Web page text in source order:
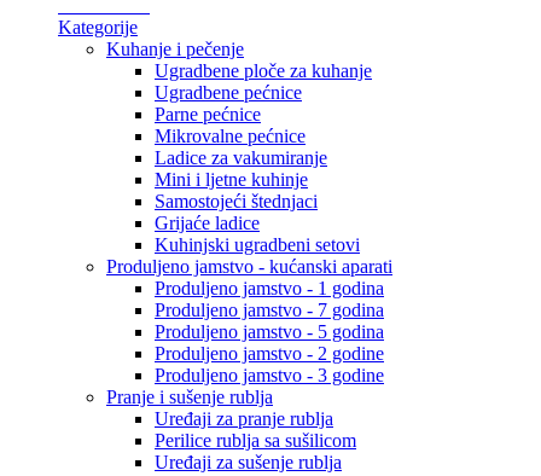
Kategorije
Kuhanje i pečenje
Ugradbene ploče za kuhanje
Ugradbene pećnice
Parne pećnice
Mikrovalne pećnice
Ladice za vakumiranje
Mini i ljetne kuhinje
Samostojeći štednjaci
Grijaće ladice
Kuhinjski ugradbeni setovi
Produljeno jamstvo - kućanski aparati
Produljeno jamstvo - 1 godina
Produljeno jamstvo - 7 godina
Produljeno jamstvo - 5 godina
Produljeno jamstvo - 2 godine
Produljeno jamstvo - 3 godine
Pranje i sušenje rublja
Uređaji za pranje rublja
Perilice rublja sa sušilicom
Uređaji za sušenje rublja